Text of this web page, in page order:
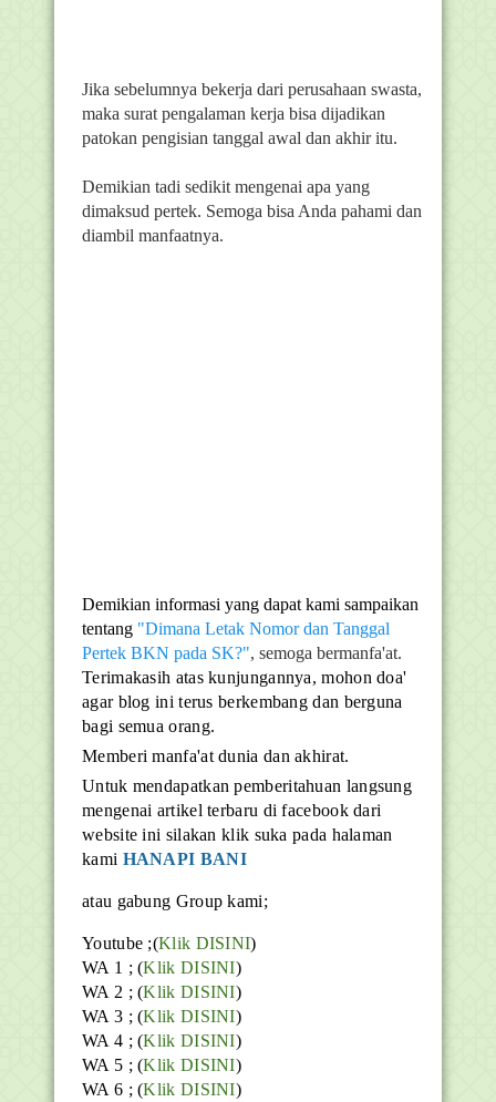
Jika sebelumnya bekerja dari perusahaan swasta,
maka surat pengalaman kerja bisa dijadikan
patokan pengisian tanggal awal dan akhir itu.
Demikian tadi sedikit mengenai apa yang
dimaksud pertek. Semoga bisa Anda pahami dan
diambil manfaatnya.
Demikian informasi yang dapat kami sampaikan
tentang "Dimana Letak Nomor dan Tanggal
Pertek BKN pada SK?", semoga bermanfa'at.
Terimakasih atas kunjungannya, mohon doa'
agar blog ini terus berkembang dan berguna
bagi semua orang.
Memberi manfa'at dunia dan akhirat.
Untuk mendapatkan pemberitahuan langsung
mengenai artikel terbaru di facebook dari
website ini silakan klik suka pada halaman
kami HANAPI BANI
atau gabung Group kami;
Youtube ;(Klik DISINI)
WA 1 ; (Klik DISINI)
WA 2 ; (Klik DISINI)
WA 3 ; (Klik DISINI)
WA 4 ; (Klik DISINI)
WA 5 ; (Klik DISINI)
WA 6 ; (Klik DISINI)